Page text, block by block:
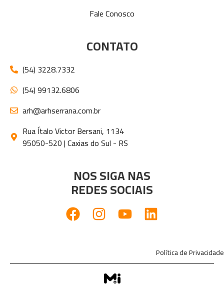
Fale Conosco
CONTATO
(54) 3228.7332
(54) 99132.6806
arh@arhserrana.com.br
Rua Ítalo Victor Bersani, 1134
95050-520 | Caxias do Sul - RS
NOS SIGA NAS
REDES SOCIAIS
Política de Privacidade